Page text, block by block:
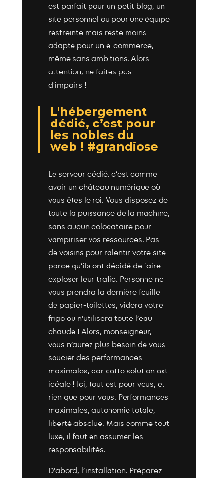
est parfait pour un petit blog, un
site personnel ou pour une équipe
restreinte mais reste moins
adapté pour un e-commerce,
même sans ambitions. Alors
attention, ne faites pas
d’impairs !
L'hébergement
dédié, c’est pour
les nobles du
web ! #grandiose
Le serveur dédié, c’est comme
avoir un château numérique où
vous êtes le roi. Vous disposez de
toute la puissance de la machine,
sans aucun colocataire pour
vampiriser vos ressources. Pas
de voisins pour ralentir votre site
parce qu’ils ont décidé de faire
exploser leur trafic. Personne ne
vous prendra la dernière feuille
de papier-toilettes, videra votre
frigo ou n’utilisera toute l’eau
chaude ! Alors, monseigneur,
vous n’aurez plus besoin de vous
soucier des performances
maximales, car cette solution est
idéale ! Ici, tout est pour vous, et
rien que pour vous. Performances
maximales, autonomie totale,
liberté absolue. Mais comme tout
luxe, il faut en assumer les
responsabilités.
D’abord, l’installation. Préparez-